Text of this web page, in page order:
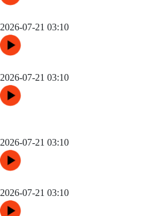
2026-07-21 03:10
2026-07-21 03:10
2026-07-21 03:10
2026-07-21 03:10